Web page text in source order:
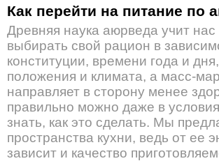
Как перейти на питание по
Древняя наука аюрведа учит
выбирать свой рацион в
конституции, времени года и
положения и климата, а масс-
направляет в сторону менее
правильно можно даже в
знать, как это сделать. Мы
пространства кухни, ведь от ее
зависит и качество